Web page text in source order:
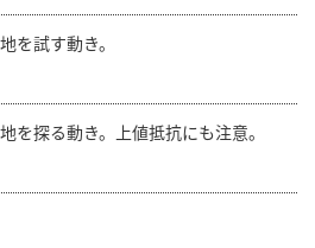
を試す動き。
を探る動き。上値抵抗にも注意。